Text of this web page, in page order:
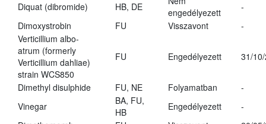
Diquat (dibromide) HB, DE
engedélyezett
-
Dimoxystrobin
FU Visszavont
-
Verticillium albo-
atrum (formerly
Verticillium dahliae)
strain WCS850
FU Engedélyezett 31/
Dimethyl disulphide FU, NE Folyamatban
-
Vinegar
BA, FU,
HB
Engedélyezett
-